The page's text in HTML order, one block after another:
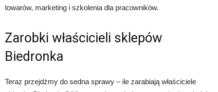
towarów, marketing i szkolenia dla pracowników.
Zarobki właścicieli sklepów
Biedronka
Teraz przejdźmy do sedna sprawy – ile zarabiają właściciele